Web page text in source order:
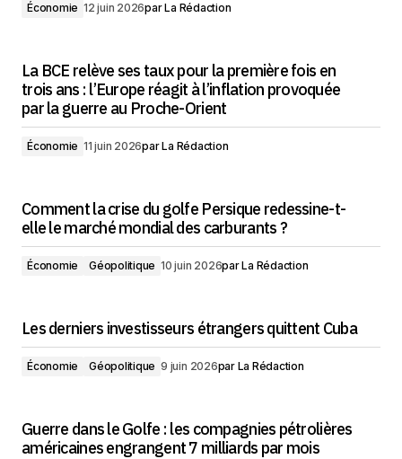
Économie 12 juin 2026parLa Rédaction
La BCE relève ses taux pour la première fois en
trois ans : l’Europe réagit à l’inflation provoquée
par la guerre au Proche-Orient
Économie 11 juin 2026parLa Rédaction
Comment la crise du golfe Persique redessine-t-
elle le marché mondial des carburants ?
Économie Géopolitique 10 juin 2026parLa Rédaction
Les derniers investisseurs étrangers quittent Cuba
Économie Géopolitique 9 juin 2026par La Rédaction
Guerre dans le Golfe : les compagnies pétrolières
américaines engrangent 7 milliards par mois